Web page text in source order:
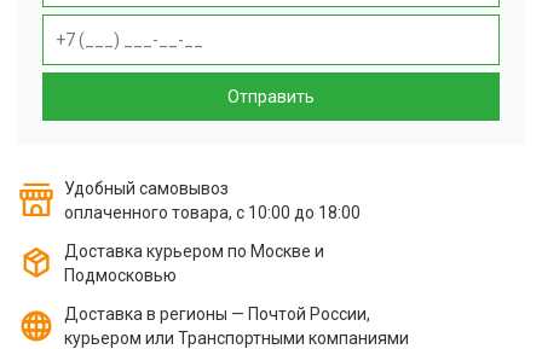
Отправить
Удобный самовывоз
оплаченного товара, с 10:00 до 18:00
Доставка курьером по Москве и
Подмосковью
Доставка в регионы — Почтой России,
курьером или Транспортными компаниями